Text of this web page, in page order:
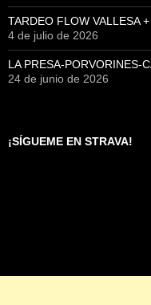
TARDEO FLOW VALLESA
4 de julio de 2026
LA PRESA-PORVORINES-
24 de junio de 2026
¡SÍGUEME EN STRAVA!